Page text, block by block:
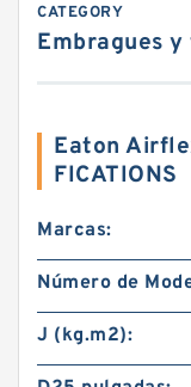
CATEGORY
Embragues
Eaton
FICATIONS
Marcas:
Número de
J (kg.m2):